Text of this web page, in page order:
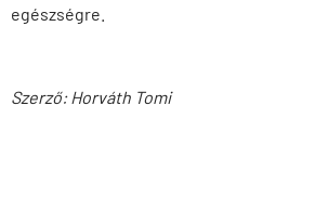
egészségre.
Szerző: Horváth Tomi